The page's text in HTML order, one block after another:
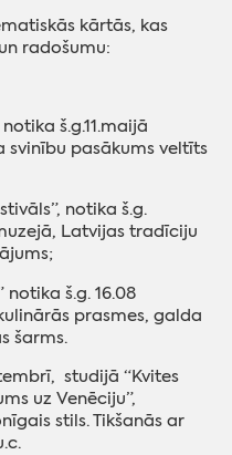
kārtās, kas
radošumu:
š.g.11.maijā
svinību pasākums veltīts
notika š.g.
Latvijas tradīciju
š.g. 16.08
prasmes, galda
šarms.
studijā “Kvites
uz Venēciju”,
stils. Tikšanās ar